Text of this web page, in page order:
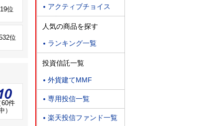
位
位
60件
）
 アクティブチョイス
人気の商品を探す
 ランキング一覧
投資信託一覧
 外貨建てMMF
 専用投信一覧
 楽天投信ファンド一覧